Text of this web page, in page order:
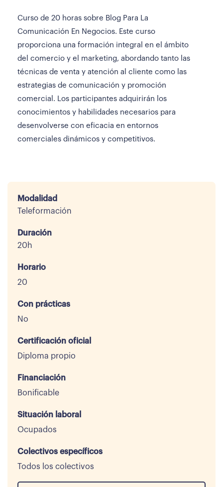
Curso de 20 horas sobre Blog Para La
Comunicación En Negocios. Este curso
proporciona una formación integral en el ámbito
del comercio y el marketing, abordando tanto las
técnicas de venta y atención al cliente como las
estrategias de comunicación y promoción
comercial. Los participantes adquirirán los
conocimientos y habilidades necesarios para
desenvolverse con eficacia en entornos
comerciales dinámicos y competitivos.
Modalidad
Teleformación
Duración
20h
Horario
20
Con prácticas
No
Certificación oficial
Diploma propio
Financiación
Bonificable
Situación laboral
Ocupados
Colectivos específicos
Todos los colectivos